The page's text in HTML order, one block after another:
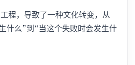
程，导致了一种文化转变，从
什么”到“当这个失败时会发生什